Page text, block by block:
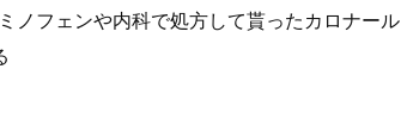
ノフェンや内科で処方して貰ったカロナール